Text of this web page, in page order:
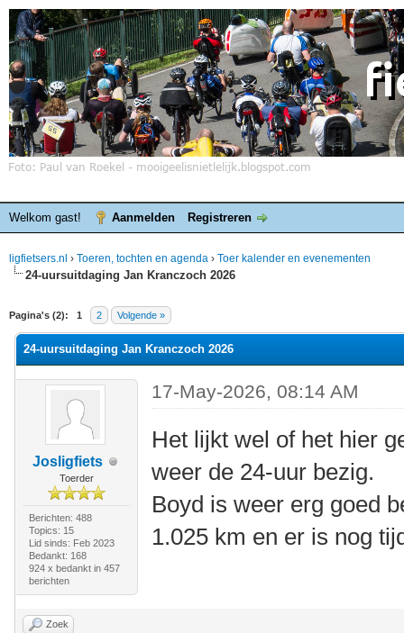
Welkom gast! Aanmelden Registreren
ligfietsers.nl › Toeren, tochten en agenda › Toer kalender en evenementen
24-uursuitdaging Jan Kranczoch 2026
Pagina's (2): 1 2 Volgende »
waardering is 0
24-uursuitdaging Jan Kranczoch 2026
Josligfiets
Toerder
Berichten: 488
Topics: 15
Lid sinds: Feb 2023
Bedankt: 168
924 x bedankt in 457
berichten
17-May-2026, 08:14 AM
Het lijkt wel of het hier
weer de 24-uur bezig.
Boyd is weer erg goed
1.025 km en er is nog
Zoek